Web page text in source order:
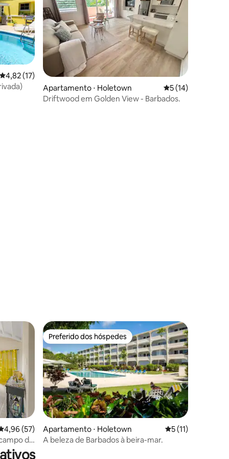
4,82 de uma avaliação média de 5, 17 avaliações
4,82 (17)
Apartamento ⋅ Holetown 5 de uma
5 (14)
Driftwood em Golden View - Barbados.
de uma avaliação média de 5, 57 avaliações
4,96 (57)
de
Preferido dos hóspedes
Preferido dos hóspedes
Apartamento ⋅ Holetown 5 de uma
5 (11)
A beleza de Barbados à beira-mar.